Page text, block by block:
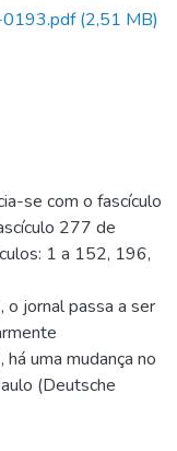
0193.pdf(2,51 MB)
se com o fascículo
277 de
1 a 152, 196,
jornal passa a ser
uma mudança no
(Deutsche